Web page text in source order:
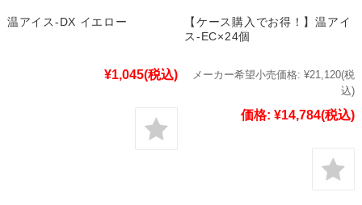
温アイス-DX イエロー
¥1,045(税込)
【ケース購入でお得！】温アイ
ス-EC×24個
メーカー希望小売価格: ¥21,120(税
込)
価格: ¥14,784(税込)